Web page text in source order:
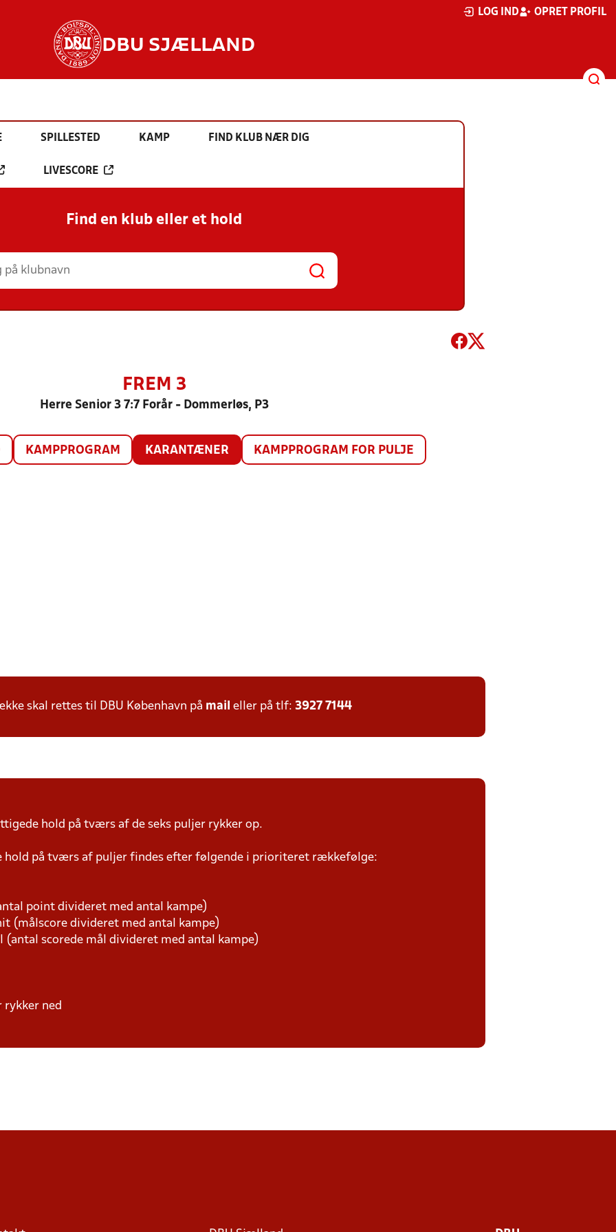
LOG IND OPRET PROFIL
DBU SJÆLLAND
SPILLESTED KAMP FIND KLUB NÆR DIG
LIVESCORE
Find en klub eller et hold
FREM 3
Herre Senior 3 7:7 Forår - Dommerløs, P3
KAMPPROGRAM KARANTÆNER KAMPPROGRAM FOR PULJE
skal rettes til DBU København på mail eller på tlf: 3927 7144
hold på tværs af de seks puljer rykker op.
hold på tværs af puljer findes efter følgende i prioriteret rækkefølge:
point divideret med antal kampe)
(målscore divideret med antal kampe)
(antal scorede mål divideret med antal kampe)
rykker ned